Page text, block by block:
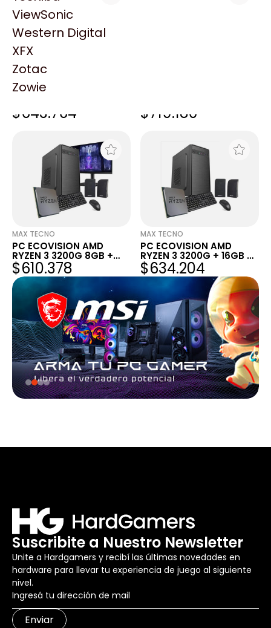
ViewSonic
Western Digital
XFX
Zotac
Zowie
PC ECOVISION AMD
$643.764 $719.180
MAX TECNO
PC ECOVISION AMD
RYZEN 3 3200G 8GB +
240GB + MONITOR 22
$610.378
MAX TECNO
PC ECOVISION AMD
RYZEN 3 3200G + 16GB +
240GB
$634.204
Suscribite a Nuestro Newsletter
Unite a Hardgamers y recibí las últimas novedades en
hardware para llevar tu experiencia de juego al siguiente
nivel.
Enviar